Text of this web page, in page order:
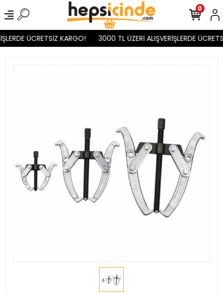
ÜCRETSİZ KARGO! 3000 TL ÜZERİ ALIŞVERİŞLERDE
0